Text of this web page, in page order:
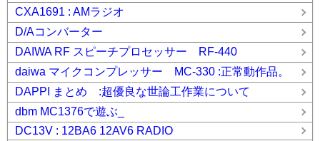
CXA1691 : AMラジオ
D/Aコンバーター
DAIWA RF スピーチプロセッサー RF-440
daiwa マイクコンプレッサー MC-330 :正常動作品。
DAPPI まとめ :超優良な世論工作業について
dbm MC1376で遊ぶ_
DC13V : 12BA6 12AV6 RADIO